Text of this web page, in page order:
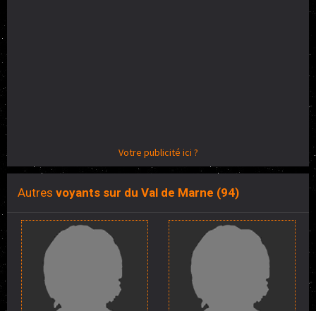
Votre publicité ici ?
Autres voyants sur du Val de Marne (94)